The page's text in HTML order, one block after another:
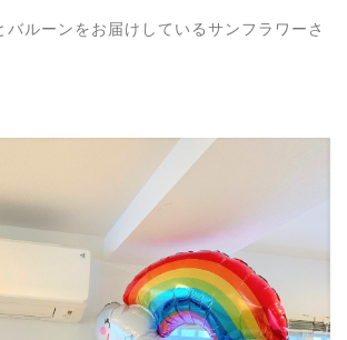
バルーンをお届けしているサンフラワーさ